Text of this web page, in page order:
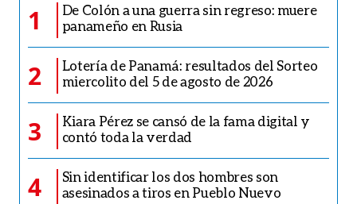
1
De Colón a una guerra sin regreso: muere
panameño en Rusia
2
Lotería de Panamá: resultados del Sorteo
miercolito del 5 de agosto de 2026
3
Kiara Pérez se cansó de la fama digital y
contó toda la verdad
4
Sin identificar los dos hombres son
asesinados a tiros en Pueblo Nuevo